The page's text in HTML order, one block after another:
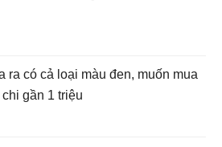
ra có cả loại màu đen, muốn mua
gần 1 triệu